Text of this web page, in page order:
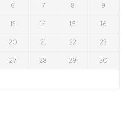
6 7 8
9
13 14 15
16
20 21 22
23
27 28 29
30